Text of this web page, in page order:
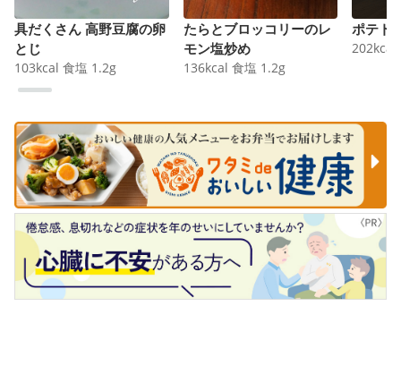
具だくさん 高野豆腐の卵
とじ
103kcal 食塩 1.2g
たらとブロッコリーのレ
モン塩炒め
136kcal 食塩 1.2g
ポテト
202kcal